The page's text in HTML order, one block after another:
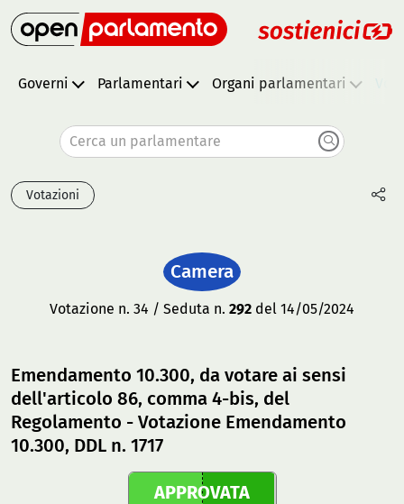
Governi Parlamentari Organi parlamentari
Cerca un parlamentare
Votazioni
Camera
Votazione n. 34 / Seduta n. 292 del 14/05/2024
Emendamento 10.300, da votare ai sensi
dell'articolo 86, comma 4-bis, del
Regolamento - Votazione Emendamento
10.300, DDL n. 1717
APPROVATA